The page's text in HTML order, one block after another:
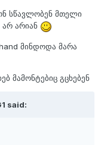
სწავლობენ მთელი
არიან
მინდოდა მარა
მამონტებიც გცხებენ
said: